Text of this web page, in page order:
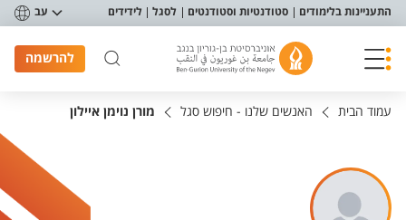
תפריט נגישות
התעניינות בלימודים סטודנטיות וסטודנטים לסגל לידידים עב
להרשמה
עמוד הבית האנשים שלנו - חיפוש סגל מורן נוימן איילון